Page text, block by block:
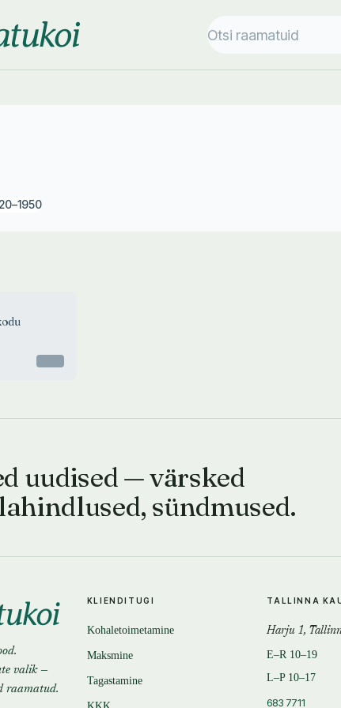
–1950
uudised — värsked
sündmused.
valik —
raamatud.
KLIENDITUGI
Kohaletoimetamine
Maksmine
Tagastamine
TALLINNA
Harju 1,
E–R 10–19
L–P 10–17
683 7711